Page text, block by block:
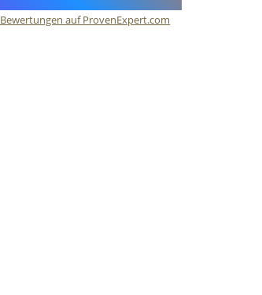
Bewertungen auf ProvenExpert.com